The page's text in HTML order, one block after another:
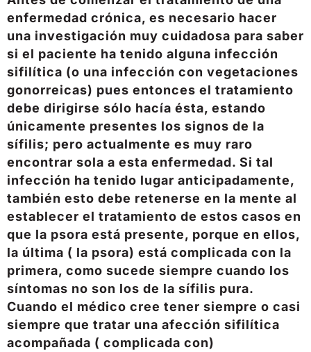
enfermedad crónica, es necesario hacer
una investigación muy cuidadosa para saber
si el paciente ha tenido alguna infección
sifilítica (o una infección con vegetaciones
gonorreicas) pues entonces el tratamiento
debe dirigirse sólo hacía ésta, estando
únicamente presentes los signos de la
sífilis; pero actualmente es muy raro
encontrar sola a esta enfermedad. Si tal
infección ha tenido lugar anticipadamente,
también esto debe retenerse en la mente al
establecer el tratamiento de estos casos en
que la psora está presente, porque en ellos,
la última ( la psora) está complicada con la
primera, como sucede siempre cuando los
síntomas no son los de la sífilis pura.
Cuando el médico cree tener siempre o casi
siempre que tratar una afección sifilítica
acompañada ( complicada con)